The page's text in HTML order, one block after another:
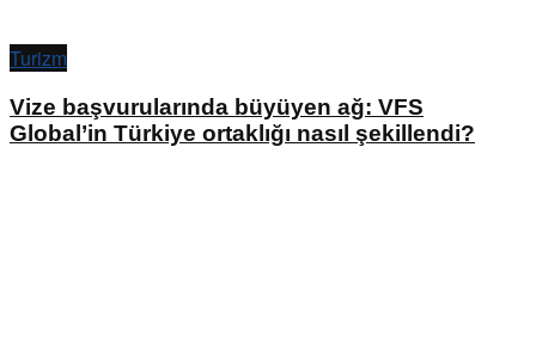
Turizm
Vize başvurularında büyüyen ağ: VFS
Global’in Türkiye ortaklığı nasıl şekillendi?